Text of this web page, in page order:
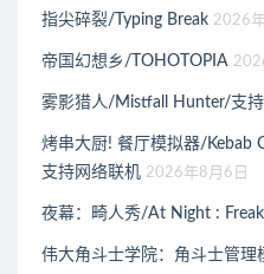
指尖碎裂/Typing Break 2026
帝国幻想乡/TOHOTOPIA
雾影猎人/Mistfall Hunter/支
烤串大厨! 餐厅模拟器/Kebab
支持网络联机 2026年8月6日
夜幕：畸人秀/At Night :
伟大角斗士学院：角斗士管理